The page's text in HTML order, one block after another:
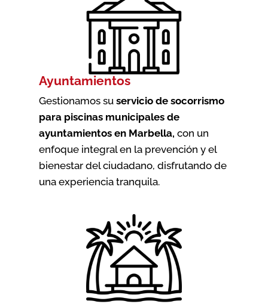
Ayuntamientos
Gestionamos su servicio de socorrismo
para piscinas municipales de
ayuntamientos en Marbella, con un
enfoque integral en la prevención y el
bienestar del ciudadano, disfrutando de
una experiencia tranquila.